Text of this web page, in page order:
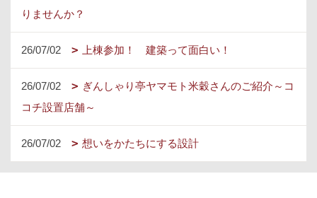
りませんか？
26/07/02 上棟参加！ 建築って面白い！
26/07/02
ぎんしゃり亭ヤマモト米穀さんのご紹介～コ
コチ設置店舗～
26/07/02 想いをかたちにする設計